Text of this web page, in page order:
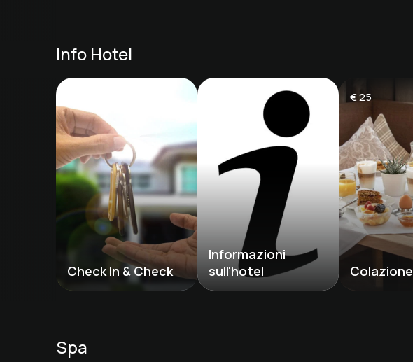
Info Hotel
Check In & Check
Informazioni
sull'hotel
€25
Colazione
Spa